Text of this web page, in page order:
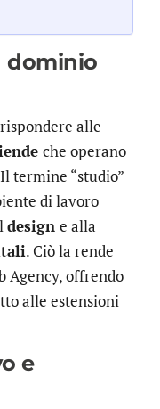
dominio
alle
che operano
termine “studio”
di lavoro
design e alla
. Ciò la rende
Agency, offrendo
alle estensioni
e